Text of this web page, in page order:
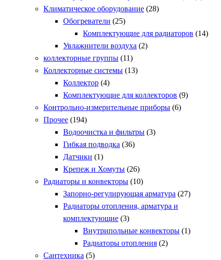
Климатическое оборудование (28)
Обогреватели (25)
Комплектующие для радиаторов (14)
Увлажнители воздуха (2)
коллекторные группы (11)
Коллекторные системы (13)
Коллектор (4)
Комплектующие для коллекторов (9)
Контрольно-измерительные приборы (6)
Прочее (194)
Водоочистка и фильтры (3)
Гибкая подводка (36)
Датчики (1)
Крепеж и Хомуты (26)
Радиаторы и конвекторы (10)
Запорно-регулирующая арматура (27)
Радиаторы отопления, арматура и
комплектующие (3)
Внутрипольные конвекторы (1)
Радиаторы отопления (2)
Сантехника (5)